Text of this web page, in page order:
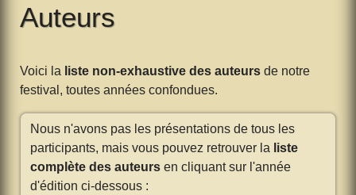
Auteurs
Voici la liste non-exhaustive des auteurs de notre
festival, toutes années confondues.
Nous n'avons pas les présentations de tous les
participants, mais vous pouvez retrouver la liste
complète des auteurs en cliquant sur l'année
d'édition ci-dessous :